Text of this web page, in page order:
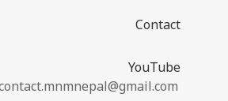
Contact
YouTube